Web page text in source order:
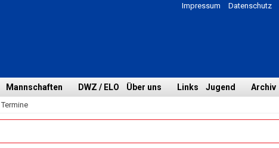
Datenschutz
Impressum
Mannschaften DWZ / ELO Über uns Links Jugend Archiv
Termine